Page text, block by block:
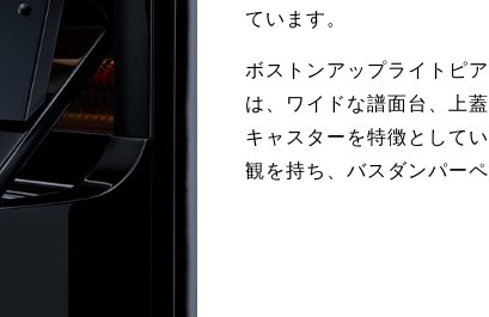
ています。
ボストンアップライトピ
は、ワイドな譜面台、上
キャスターを特徴として
観を持ち、バスダンパー